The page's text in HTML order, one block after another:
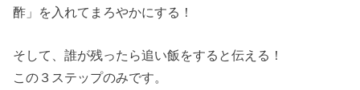
酢」を入れてまろやかにする！
そして、誰が残ったら追い飯をすると伝える！
この３ステップのみです。